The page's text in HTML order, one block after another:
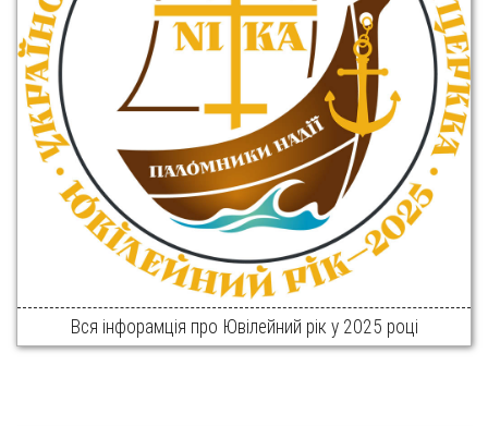
Вся інфорамція про Ювілейний рік у 2025 році